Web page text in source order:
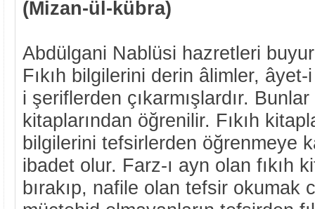
(Mizan-ül-kübra)
Abdülgani Nablüsi hazretleri
Fıkıh bilgilerini derin âlimler,
i şeriflerden çıkarmışlardır. Bunlar
kitaplarından öğrenilir. Fıkıh
bilgilerini tefsirlerden öğrenmeye
ibadet olur. Farz-ı ayn olan fıkıh
bırakıp, nafile olan tefsir okumak